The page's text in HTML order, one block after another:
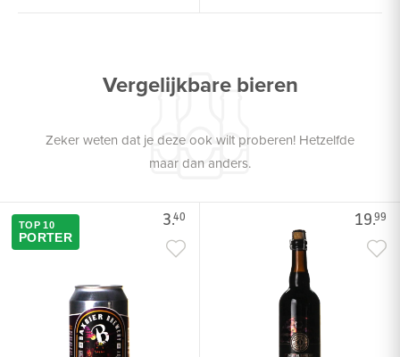
Vergelijkbare bieren
Zeker weten dat je deze ook wilt proberen! Hetzelfde
maar dan anders.
3.40
TOP 10
PORTER
19.99